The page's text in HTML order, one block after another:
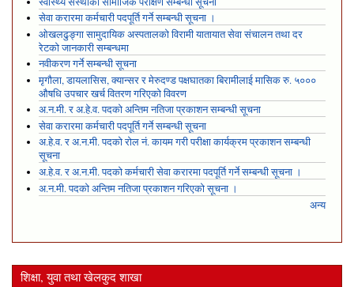
सेवा करारमा कर्मचारी पदपूर्ति गर्ने सम्बन्धी सूचना ।
ओखलढुङ्गा सामुदायिक अस्पतालको विरामी यातायात सेवा संचालन तथा दर
रेटको जानकारी सम्बन्धमा
नवीकरण गर्ने सम्बन्धी सूचना
मृगौला, डायलासिस, क्यान्सर र मेरुदण्ड पक्षघातका बिरामीलाई मासिक रु. ५०००
औषधि उपचार खर्च वितरण गरिएको विवरण
अ.न.मी. र अ.हे.व. पदको अन्तिम नतिजा प्रकाशन सम्बन्धी सूचना
सेवा करारमा कर्मचारी पदपूर्ति गर्ने सम्बन्धी सूचना
अ.हे.व. र अ.न.मी. पदको रोल नं. कायम गरी परीक्षा कार्यक्रम प्रकाशन सम्बन्धी
सूचना
अ.हे.व. र अ.न.मी. पदको कर्मचारी सेवा करारमा पदपूर्ति गर्ने सम्बन्धी सूचना ।
अ.न.मी. पदको अन्तिम नतिजा प्रकाशन गरिएको सूचना ।
अन्य
शिक्षा, युवा तथा खेलकुद शाखा